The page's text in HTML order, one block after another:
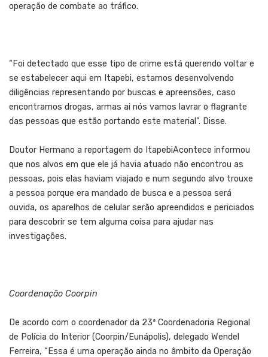
operação de combate ao tráfico.
“Foi detectado que esse tipo de crime está querendo voltar e
se estabelecer aqui em Itapebi, estamos desenvolvendo
diligências representando por buscas e apreensões, caso
encontramos drogas, armas ai nós vamos lavrar o flagrante
das pessoas que estão portando este material”. Disse.
Doutor Hermano a reportagem do ItapebiAcontece informou
que nos alvos em que ele já havia atuado não encontrou as
pessoas, pois elas haviam viajado e num segundo alvo trouxe
a pessoa porque era mandado de busca e a pessoa será
ouvida, os aparelhos de celular serão apreendidos e periciados
para descobrir se tem alguma coisa para ajudar nas
investigações.
Coordenação Coorpin
De acordo com o coordenador da 23ª Coordenadoria Regional
de Polícia do Interior (Coorpin/Eunápolis), delegado Wendel
Ferreira, “Essa é uma operação ainda no âmbito da Operação